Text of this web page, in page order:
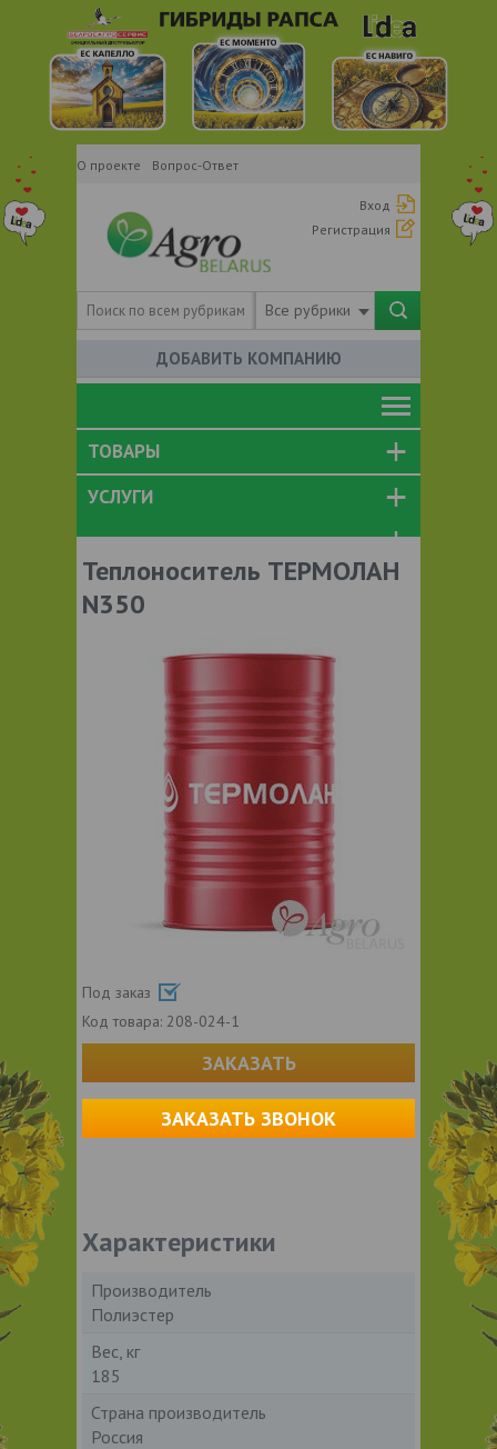
О проекте Вопрос-Ответ
Вход
Регистрация
Все рубрики
ДОБАВИТЬ КОМПАНИЮ
ТОВАРЫ
УСЛУГИ
Теплоноситель ТЕРМОЛАН
N350
Под заказ
Код товара: 208-024-1
ЗАКАЗАТЬ
ЗАКАЗАТЬ ЗВОНОК
Характеристики
Производитель
Полиэстер
Вес, кг
185
Страна производитель
Россия